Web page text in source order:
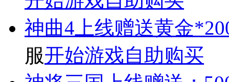
神曲4 上线赠送黄金
服开始游戏自助购买